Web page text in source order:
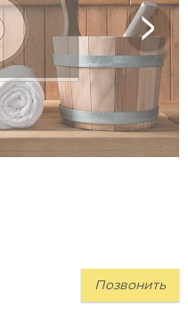
Позвонить